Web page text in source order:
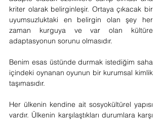
kriter olarak belirginleşir. Ortaya çıkacak bir
uyumsuzluktaki en belirgin olan şey her
zaman kurguya ve var olan kültüre
adaptasyonun sorunu olmasıdır.
Benim esas üstünde durmak istediğim saha
içindeki oynanan oyunun bir kurumsal kimlik
taşımasıdır.
Her ülkenin kendine ait sosyokültürel yapısı
vardır. Ülkenin karşılaştıkları durumlara karşı